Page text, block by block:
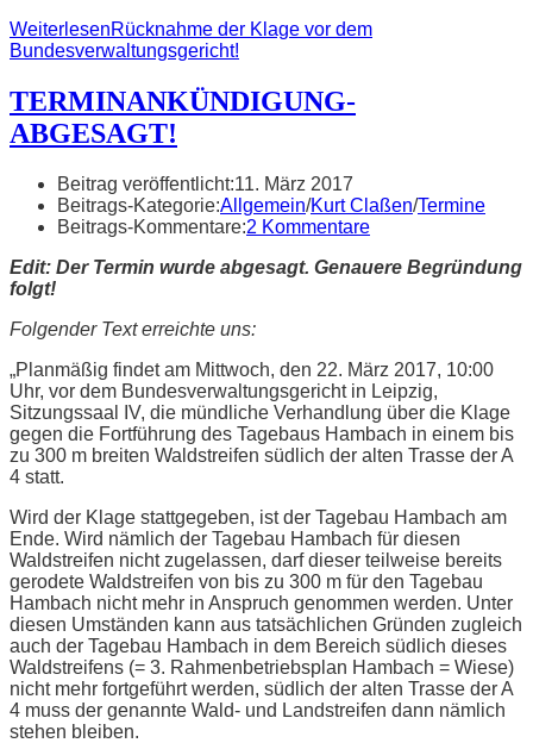
WeiterlesenRücknahme der Klage vor dem
Bundesverwaltungsgericht!
TERMINANKÜNDIGUNG-
ABGESAGT!
Beitrag veröffentlicht:11. März 2017
Beitrags-Kategorie:Allgemein/Kurt Claßen/Termine
Beitrags-Kommentare:2 Kommentare
Edit: Der Termin wurde abgesagt. Genauere Begründung
folgt!
Folgender Text erreichte uns:
„Planmäßig findet am Mittwoch, den 22. März 2017, 10:00
Uhr, vor dem Bundesverwaltungsgericht in Leipzig,
Sitzungssaal IV, die mündliche Verhandlung über die Klage
gegen die Fortführung des Tagebaus Hambach in einem bis
zu 300 m breiten Waldstreifen südlich der alten Trasse der A
4 statt.
Wird der Klage stattgegeben, ist der Tagebau Hambach am
Ende. Wird nämlich der Tagebau Hambach für diesen
Waldstreifen nicht zugelassen, darf dieser teilweise bereits
gerodete Waldstreifen von bis zu 300 m für den Tagebau
Hambach nicht mehr in Anspruch genommen werden. Unter
diesen Umständen kann aus tatsächlichen Gründen zugleich
auch der Tagebau Hambach in dem Bereich südlich dieses
Waldstreifens (= 3. Rahmenbetriebsplan Hambach = Wiese)
nicht mehr fortgeführt werden, südlich der alten Trasse der A
4 muss der genannte Wald- und Landstreifen dann nämlich
stehen bleiben.